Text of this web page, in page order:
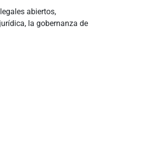
abiertos,
la gobernanza de